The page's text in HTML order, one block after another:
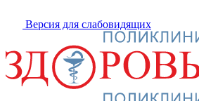
Версия для слабовидящих